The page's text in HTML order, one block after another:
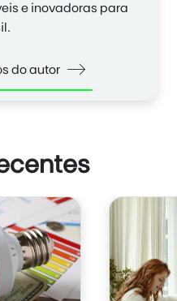
e inovadoras para
do autor